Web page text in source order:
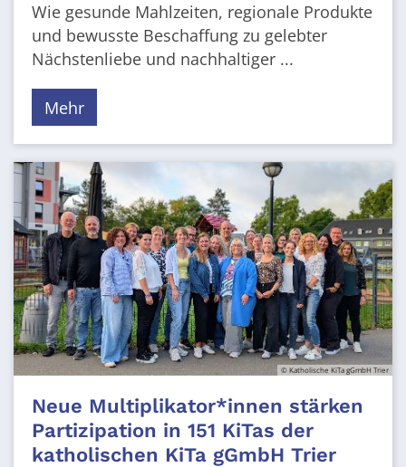
Wie gesunde Mahlzeiten, regionale Produkte
und bewusste Beschaffung zu gelebter
Nächstenliebe und nachhaltiger ...
Mehr
© Katholische KiTa gGmbH Trier
Neue Multiplikator*innen stärken
Partizipation in 151 KiTas der
katholischen KiTa gGmbH Trier